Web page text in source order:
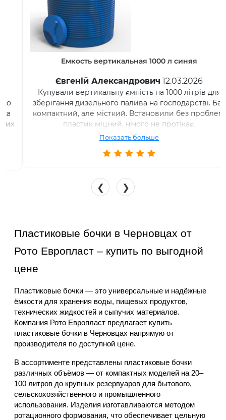
Емкость вертикальная 1000 л синяя
Євгеній Александрович12.03.2026
Купували вертикальну ємність на 1000 літрів для
зберігання дизельного палива на господарстві. Бак
компактний, але місткий. Встановили без проблем,
пластик міцний, нічого не протікає.
Показать больше
❮ ❯
Пластиковые бочки в Черновцах от
Рото Европласт – купить по выгодной
цене
Пластиковые бочки — это универсальные и надёжные
ёмкости для хранения воды, пищевых продуктов,
технических жидкостей и сыпучих материалов.
Компания Рото Европласт предлагает купить
пластиковые бочки в Черновцах напрямую от
производителя по доступной цене.
В ассортименте представлены пластиковые бочки
различных объёмов — от компактных моделей на 20–
100 литров до крупных резервуаров для бытового,
сельскохозяйственного и промышленного
использования. Изделия изготавливаются методом
ротационного формования, что обеспечивает цельную